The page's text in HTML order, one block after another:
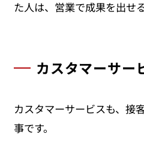
た人は、営業で成果を出せ
カスタマーサー
カスタマーサービスも、接
事です。